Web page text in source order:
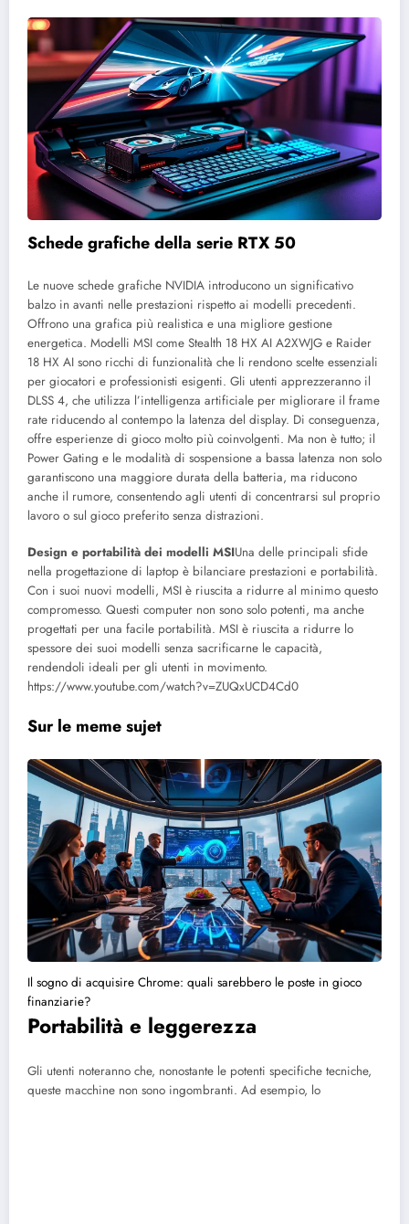
Schede grafiche della serie RTX 50
Le nuove schede grafiche NVIDIA introducono un significativo
balzo in avanti nelle prestazioni rispetto ai modelli precedenti.
Offrono una grafica più realistica e una migliore gestione
energetica. Modelli MSI come Stealth 18 HX AI A2XWJG e Raider
18 HX AI sono ricchi di funzionalità che li rendono scelte essenziali
per giocatori e professionisti esigenti. Gli utenti apprezzeranno il
DLSS 4, che utilizza l’intelligenza artificiale per migliorare il frame
rate riducendo al contempo la latenza del display. Di conseguenza,
offre esperienze di gioco molto più coinvolgenti. Ma non è tutto; il
Power Gating e le modalità di sospensione a bassa latenza non solo
garantiscono una maggiore durata della batteria, ma riducono
anche il rumore, consentendo agli utenti di concentrarsi sul proprio
lavoro o sul gioco preferito senza distrazioni.
Design e portabilità dei modelli MSIUna delle principali sfide
nella progettazione di laptop è bilanciare prestazioni e portabilità.
Con i suoi nuovi modelli, MSI è riuscita a ridurre al minimo questo
compromesso. Questi computer non sono solo potenti, ma anche
progettati per una facile portabilità. MSI è riuscita a ridurre lo
spessore dei suoi modelli senza sacrificarne le capacità,
rendendoli ideali per gli utenti in movimento.
https://www.youtube.com/watch?v=ZUQxUCD4Cd0
Sur le meme sujet
Il sogno di acquisire Chrome: quali sarebbero le poste in gioco
finanziarie?
Portabilità e leggerezza
Gli utenti noteranno che, nonostante le potenti specifiche tecniche,
queste macchine non sono ingombranti. Ad esempio, lo